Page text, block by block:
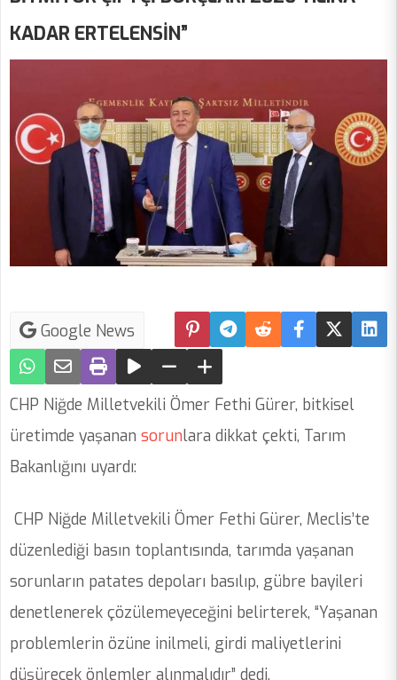
KADAR ERTELENSİN”
Google News
CHP Niğde Milletvekili Ömer Fethi Gürer, bitkisel
üretimde yaşanan sorunlara dikkat çekti, Tarım
Bakanlığını uyardı:
CHP Niğde Milletvekili Ömer Fethi Gürer, Meclis’te
düzenlediği basın toplantısında, tarımda yaşanan
sorunların patates depoları basılıp, gübre bayileri
denetlenerek çözülemeyeceğini belirterek, “Yaşanan
problemlerin özüne inilmeli, girdi maliyetlerini
düşürecek önlemler alınmalıdır” dedi.